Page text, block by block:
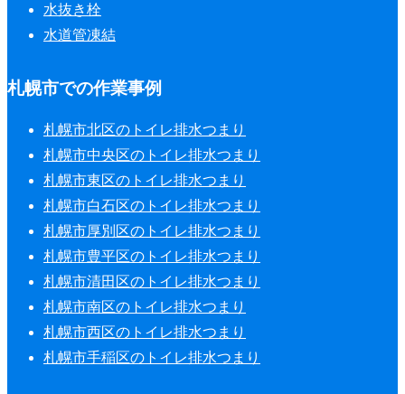
水抜き栓
水道管凍結
札幌市での作業事例
札幌市北区のトイレ排水つまり
札幌市中央区のトイレ排水つまり
札幌市東区のトイレ排水つまり
札幌市白石区のトイレ排水つまり
札幌市厚別区のトイレ排水つまり
札幌市豊平区のトイレ排水つまり
札幌市清田区のトイレ排水つまり
札幌市南区のトイレ排水つまり
札幌市西区のトイレ排水つまり
札幌市手稲区のトイレ排水つまり